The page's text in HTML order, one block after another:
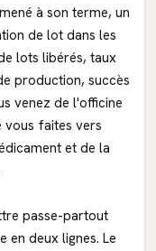
à son terme, un
de lot dans les
lots libérés, taux
production, succès
venez de l'officine
faites vers
et de la
passe-partout
en deux lignes. Le